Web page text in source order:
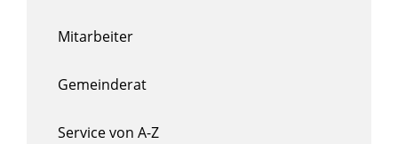
Mitarbeiter
Gemeinderat
Service von A-Z